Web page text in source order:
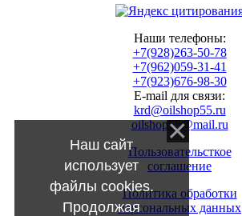
Наши телефоны:
+7(928)263-50-78
+7(962)059-31-41
+7(923)676-98-30
E-mail для связи:
krd@oilshop55.ru
oilshop55@mail.ru
Пользовательсткое
соглашение
Политика обработки
персональных данных
Наш сайт
использует
файлы cookies.
Продолжая